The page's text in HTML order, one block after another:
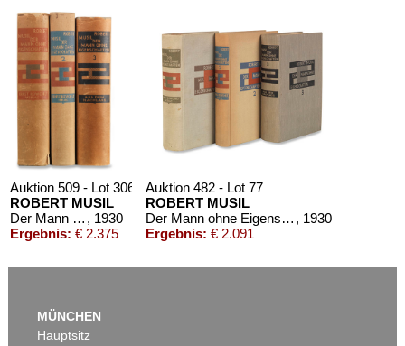
Auktion 509 - Lot 306
ROBERT MUSIL
Der Mann ohne Eigenschaften. 3 Bände + 1 Beigabe , 1930
Ergebnis: € 2.375
Auktion 482 - Lot 77
ROBERT MUSIL
Der Mann ohne Eigenschaften. 3 Bände , 1930
Ergebnis: € 2.091
MÜNCHEN
Hauptsitz